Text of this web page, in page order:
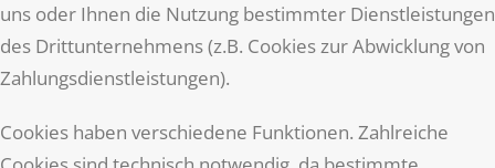
uns oder Ihnen die Nutzung bestimmter Dienstleistungen
des Drittunternehmens (z.B. Cookies zur Abwicklung von
Zahlungsdienstleistungen).
Cookies haben verschiedene Funktionen. Zahlreiche